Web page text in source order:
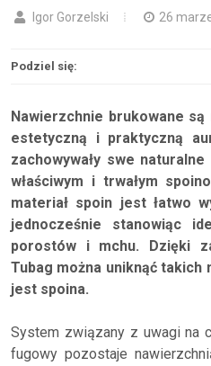
Igor Gorzelski 26
Podziel się:
Nawierzchnie brukowane
estetyczną i praktyczną
zachowywały swe
właściwym i trwałym
materiał spoin jest łatwo
jednocześnie stanowiąc
porostów i mchu. Dzięki
Tubag można uniknąć takich
jest spoina.
System związany z uwagi na
fugowy pozostaje